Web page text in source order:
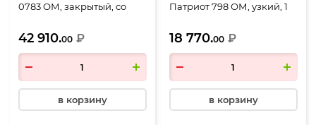
0783 ОМ, закрытый, со
рамке, 4 двери,
900*460*1970, миланский
орех
42 910.00 ₽
в корзину
Патриот 798 ОМ, узкий, 1
миланский орех
18 770.00 ₽
в корзину